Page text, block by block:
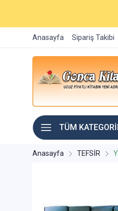
Anasayfa Sipariş Takibi
TÜM
Anasayfa TEFSİR